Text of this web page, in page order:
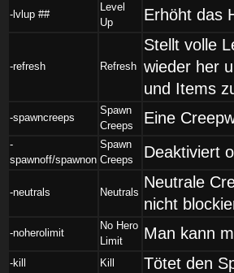
-lvlup ##
Level
Up
Erhöht das
-refresh Refresh
Stellt volle
wieder her
und Items
-spawncreeps
Spawn
Creeps
Eine
-
spawnoff/spawnon
Spawn
Creeps
Deaktiviert
-neutrals Neutrals
Neutrale
nicht
-noherolimit
No Hero
Limit
Man kann
-kill Kill Tötet den